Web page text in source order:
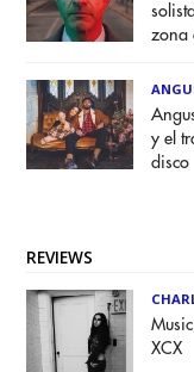
zona
y el
disco
REVIEWS
XCX